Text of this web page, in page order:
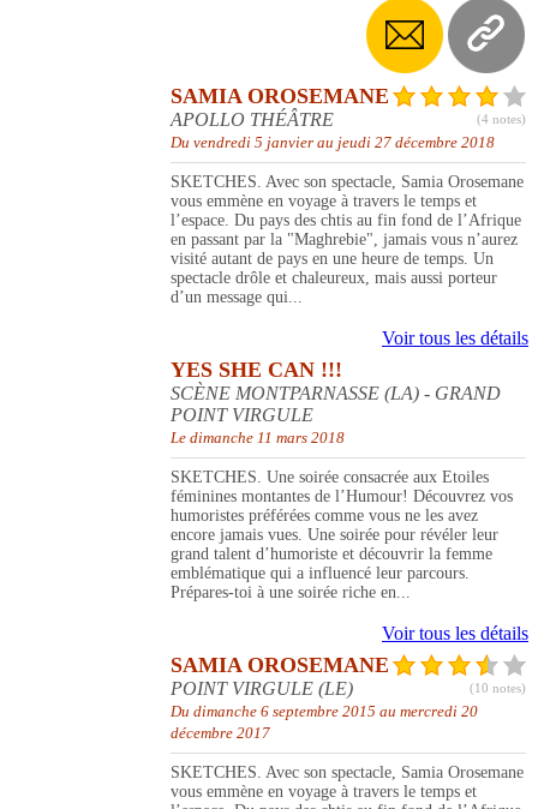
(4 notes)
SAMIA OROSEMANE
APOLLO THÉÂTRE
Du vendredi 5 janvier au jeudi 27 décembre 2018
SKETCHES. Avec son spectacle, Samia Orosemane
vous emmène en voyage à travers le temps et
l’espace. Du pays des chtis au fin fond de l’Afrique
en passant par la "Maghrebie", jamais vous n’aurez
visité autant de pays en une heure de temps. Un
spectacle drôle et chaleureux, mais aussi porteur
d’un message qui...
Voir tous les détails
YES SHE CAN !!!
SCÈNE MONTPARNASSE (LA) - GRAND
POINT VIRGULE
Le dimanche 11 mars 2018
SKETCHES. Une soirée consacrée aux Etoiles
féminines montantes de l’Humour! Découvrez vos
humoristes préférées comme vous ne les avez
encore jamais vues. Une soirée pour révéler leur
grand talent d’humoriste et découvrir la femme
emblématique qui a influencé leur parcours.
Prépares-toi à une soirée riche en...
Voir tous les détails
(10 notes)
SAMIA OROSEMANE
POINT VIRGULE (LE)
Du dimanche 6 septembre 2015 au mercredi 20
décembre 2017
SKETCHES. Avec son spectacle, Samia Orosemane
vous emmène en voyage à travers le temps et